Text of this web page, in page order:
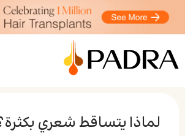
لماذا يتساقط شعري